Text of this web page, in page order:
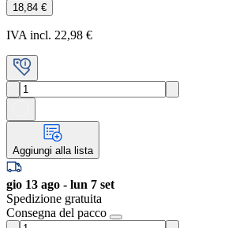
18,84 €
IVA incl. 22,98 €
Aggiungi alla lista
gio 13 ago - lun 7 set
Spedizione gratuita
Consegna del pacco